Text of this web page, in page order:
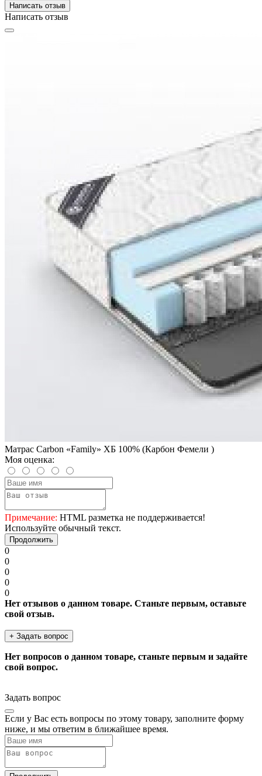
Написать отзыв
Написать отзыв
Матрас Carbon «Family» ХБ 100% (Карбон Фемели )
Моя оценка:
Примечание: HTML разметка не поддерживается!
Используйте обычный текст.
Продолжить
0
0
0
0
0
Нет отзывов о данном товаре. Станьте первым, оставьте
свой отзыв.
+ Задать вопрос
Нет вопросов о данном товаре, станьте первым и задайте
свой вопрос.
Задать вопрос
Если у Вас есть вопросы по этому товару, заполните форму
ниже, и мы ответим в ближайшее время.